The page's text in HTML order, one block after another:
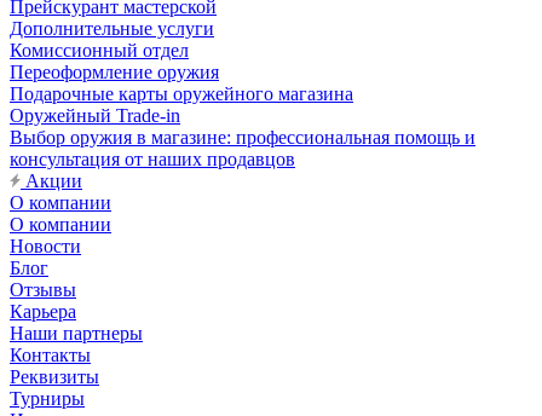
Прейскурант мастерской
Дополнительные услуги
Комиссионный отдел
Переоформление оружия
Подарочные карты оружейного магазина
Оружейный Trade-in
Выбор оружия в магазине: профессиональная помощь и
консультация от наших продавцов
Акции
О компании
О компании
Новости
Блог
Отзывы
Карьера
Наши партнеры
Контакты
Реквизиты
Турниры